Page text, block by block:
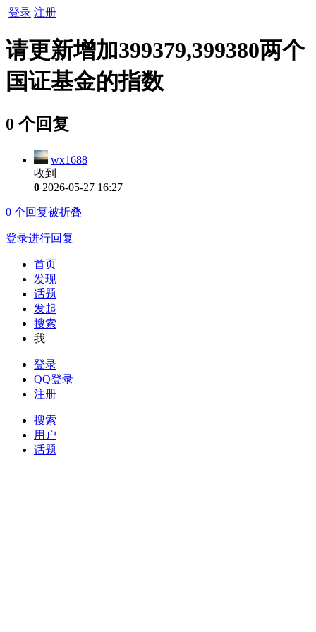
登录 注册
请更新增加399379,399380两个
国证基金的指数
0 个回复
wx1688
收到
0 2026-05-27 16:27
0 个回复被折叠
登录进行回复
首页
发现
话题
发起
搜索
我
登录
QQ登录
注册
搜索
用户
话题